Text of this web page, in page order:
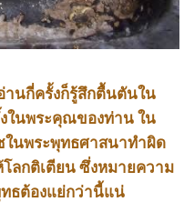
านกี่ครั้งก็รู้สึกตื้นตันใน
ในพระคุณของท่าน ใน
นพระพุทธศาสนาทำผิด
ลกติเตียน ซึ่งหมายความ
ธต้องแย่กว่านี้แน่